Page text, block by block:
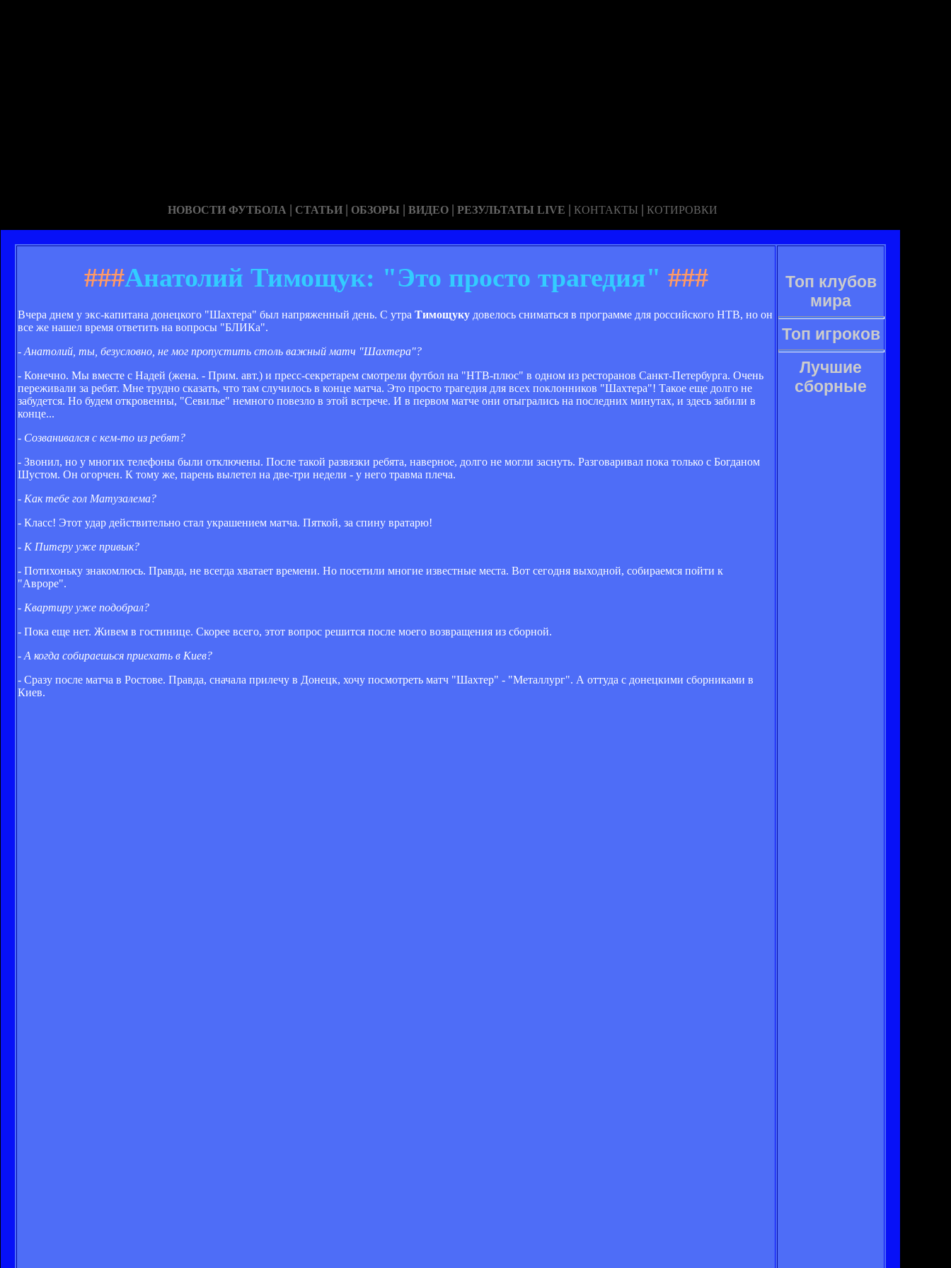
НОВОСТИ ФУТБОЛА | СТАТЬИ | ОБЗОРЫ | ВИДЕО | РЕЗУЛЬТАТЫ LIVE | КОНТАКТЫ | КОТИРОВКИ
###Анатолий Тимощук: "Это просто трагедия" ###
Вчера днем у экс-капитана донецкого "Шахтера" был напряженный день. С утра Тимощуку довелось сниматься в программе для российского НТВ, но он
все же нашел время ответить на вопросы "БЛИКа".
- Анатолий, ты, безусловно, не мог пропустить столь важный матч "Шахтера"?
- Конечно. Мы вместе с Надей (жена. - Прим. авт.) и пресс-секретарем смотрели футбол на "НТВ-плюс" в одном из ресторанов Санкт-Петербурга. Очень
переживали за ребят. Мне трудно сказать, что там случилось в конце матча. Это просто трагедия для всех поклонников "Шахтера"! Такое еще долго не
забудется. Но будем откровенны, "Севилье" немного повезло в этой встрече. И в первом матче они отыгрались на последних минутах, и здесь забили в
конце...
- Созванивался с кем-то из ребят?
- Звонил, но у многих телефоны были отключены. После такой развязки ребята, наверное, долго не могли заснуть. Разговаривал пока только с Богданом
Шустом. Он огорчен. К тому же, парень вылетел на две-три недели - у него травма плеча.
- Как тебе гол Матузалема?
- Класс! Этот удар действительно стал украшением матча. Пяткой, за спину вратарю!
- К Питеру уже привык?
- Потихоньку знакомлюсь. Правда, не всегда хватает времени. Но посетили многие известные места. Вот сегодня выходной, собираемся пойти к
"Авроре".
- Квартиру уже подобрал?
- Пока еще нет. Живем в гостинице. Скорее всего, этот вопрос решится после моего возвращения из сборной.
- А когда собираешься приехать в Киев?
- Сразу после матча в Ростове. Правда, сначала прилечу в Донецк, хочу посмотреть матч "Шахтер" - "Металлург". А оттуда с донецкими сборниками в
Киев.
Топ клубов
мира
Топ игроков
Лучшие
сборные